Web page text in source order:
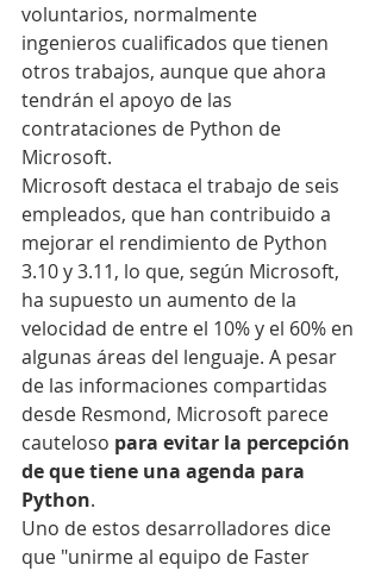
voluntarios, normalmente
ingenieros cualificados que tienen
otros trabajos, aunque que ahora
tendrán el apoyo de las
contrataciones de Python de
Microsoft.
Microsoft destaca el trabajo de seis
empleados, que han contribuido a
mejorar el rendimiento de Python
3.10 y 3.11, lo que, según Microsoft,
ha supuesto un aumento de la
velocidad de entre el 10% y el 60% en
algunas áreas del lenguaje. A pesar
de las informaciones compartidas
desde Resmond, Microsoft parece
cauteloso para evitar la percepción
de que tiene una agenda para
Python.
Uno de estos desarrolladores dice
que "unirme al equipo de Faster